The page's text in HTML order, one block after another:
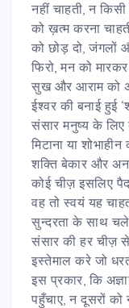
नहीं चाहती, न किसी
को ख़त्म करना
को छोड़ दो, जंगलों
फिरो, मन को
सुख और आराम को
ईश्वर की बनाई हुई
संसार मनुष्य के
मिटाना या
शक्ति बेकार और
कोई चीज़ इसलिए
वह तो स्वयं यह
सुन्दरता के साथ
संसार की हर चीज़
इस्तेमाल करे जो
इस प्रकार, कि
पहुँचाए, न दूसरों